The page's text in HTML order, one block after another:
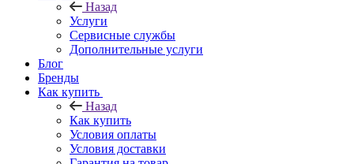
Назад
Услуги
Сервисные службы
Дополнительные услуги
Блог
Бренды
Как купить
Назад
Как купить
Условия оплаты
Условия доставки